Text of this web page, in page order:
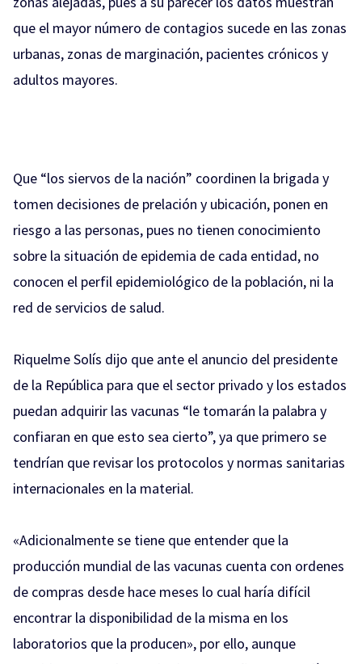
que el mayor número de contagios sucede en las zonas
urbanas, zonas de marginación, pacientes crónicos y
adultos mayores.
Que “los siervos de la nación” coordinen la brigada y
tomen decisiones de prelación y ubicación, ponen en
riesgo a las personas, pues no tienen conocimiento
sobre la situación de epidemia de cada entidad, no
conocen el perfil epidemiológico de la población, ni la
red de servicios de salud.
Riquelme Solís dijo que ante el anuncio del presidente
de la República para que el sector privado y los estados
puedan adquirir las vacunas “le tomarán la palabra y
confiaran en que esto sea cierto”, ya que primero se
tendrían que revisar los protocolos y normas sanitarias
internacionales en la material.
«Adicionalmente se tiene que entender que la
producción mundial de las vacunas cuenta con ordenes
de compras desde hace meses lo cual haría difícil
encontrar la disponibilidad de la misma en los
laboratorios que la producen», por ello, aunque